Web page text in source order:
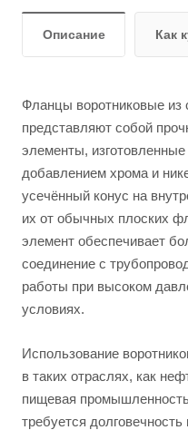
Описание Как
Фланцы воротниковые из
представляют собой
элементы,
добавлением хрома и
усечённый конус на
их от обычных плоских
элемент обеспечивает
соединение с
работы при высоком
условиях.
Использование
в таких отраслях, как
пищевая промышленность
требуется